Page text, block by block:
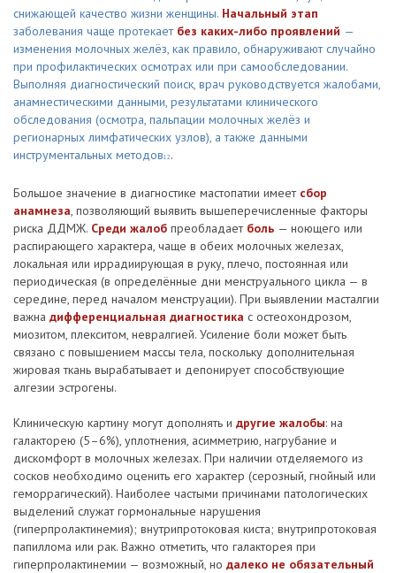
снижающей качество жизни женщины. Начальный этап
заболевания чаще протекает без каких-либо проявлений —
изменения молочных желёз, как правило, обнаруживают случайно
при профилактических осмотрах или при самообследовании.
Выполняя диагностический поиск, врач руководствуется жалобами,
анамнестическими данными, результатами клинического
обследования (осмотра, пальпации молочных желёз и
регионарных лимфатических узлов), а также данными
инструментальных методов12 .
Большое значение в диагностике мастопатии имеет сбор
анамнеза, позволяющий выявить вышеперечисленные факторы
риска ДДМЖ. Среди жалоб преобладает боль — ноющего или
распирающего характера, чаще в обеих молочных железах,
локальная или иррадиирующая в руку, плечо, постоянная или
периодическая (в определённые дни менструального цикла — в
середине, перед началом менструации). При выявлении масталгии
важна дифференциальная диагностика с остеохондрозом,
миозитом, плекситом, невралгией. Усиление боли может быть
связано с повышением массы тела, поскольку дополнительная
жировая ткань вырабатывает и депонирует способствующие
алгезии эстрогены.
Клиническую картину могут дополнять и другие жалобы: на
галакторею (5–6%), уплотнения, асимметрию, нагрубание и
дискомфорт в молочных железах. При наличии отделяемого из
сосков необходимо оценить его характер (серозный, гнойный или
геморрагический). Наиболее частыми причинами патологических
выделений служат гормональные нарушения
(гиперпролактинемия); внутрипротоковая киста; внутрипротоковая
папиллома или рак. Важно отметить, что галакторея при
гиперпролактинемии — возможный, но далеко не обязательный